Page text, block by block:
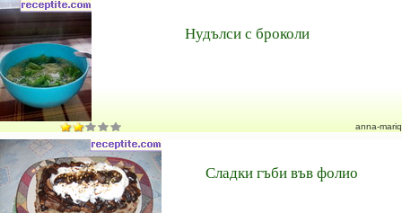
Нудълси с броколи
anna-mariq
Сладки гъби във фолио